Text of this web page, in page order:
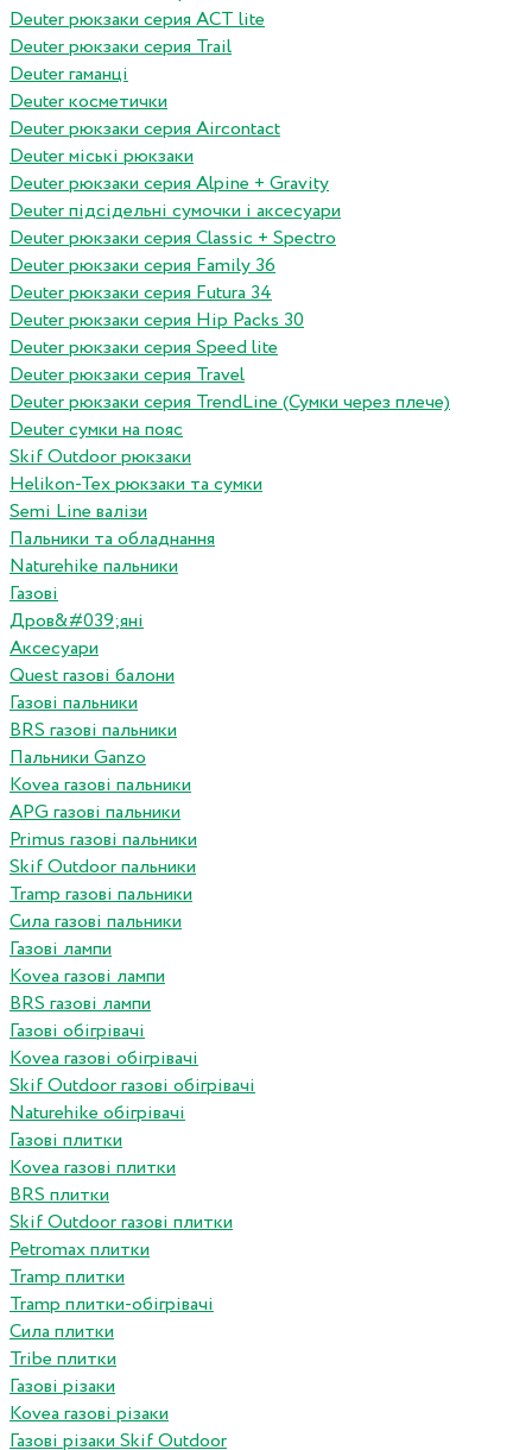
Deuter рюкзаки серия ACT lite
Deuter рюкзаки серия Trail
Deuter гаманці
Deuter косметички
Deuter рюкзаки серия Aircontact
Deuter міські рюкзаки
Deuter рюкзаки серия Alpine + Gravity
Deuter підсідельні сумочки і аксесуари
Deuter рюкзаки серия Classic + Spectro
Deuter рюкзаки серия Family 36
Deuter рюкзаки серия Futura 34
Deuter рюкзаки серия Hip Packs 30
Deuter рюкзаки серия Speed lite
Deuter рюкзаки серия Travel
Deuter рюкзаки серия TrendLine (Сумки через плече)
Deuter сумки на пояс
Skif Outdoor рюкзаки
Helikon-Tex рюкзаки та сумки
Semi Line валізи
Пальники та обладнання
Naturehike пальники
Газові
Дров&#039;яні
Аксесуари
Quest газові балони
Газові пальники
BRS газові пальники
Пальники Ganzo
Kovea газові пальники
APG газові пальники
Primus газові пальники
Skif Outdoor пальники
Tramp газові пальники
Сила газові пальники
Газові лампи
Kovea газові лампи
BRS газові лампи
Газові обігрівачі
Kovea газові обігрівачі
Skif Outdoor газові обігрівачі
Naturehike обігрівачі
Газові плитки
Kovea газові плитки
BRS плитки
Skif Outdoor газові плитки
Petromax плитки
Tramp плитки
Tramp плитки-обігрівачі
Сила плитки
Tribe плитки
Газові різаки
Kovea газові різаки
Газові різаки Skif Outdoor